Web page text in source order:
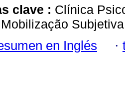
clave : Clínica
en Inglés ·